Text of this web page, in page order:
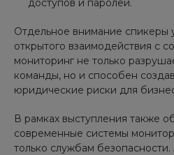
доступов и паролей.
Отдельное внимание спикеры
открытого взаимодействия с
мониторинг не только
команды, но и способен
юридические риски для
В рамках выступления также
современные системы
только службам